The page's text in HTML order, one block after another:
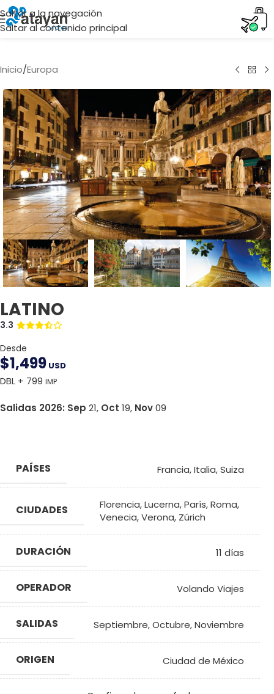
Saltar a la navegación
Saltar al contenido principal
Inicio/Europa
LATINO
3.3
Desde
$1,499 USD
DBL + 799 IMP
Salidas 2026: Sep 21, Oct 19, Nov09
PAÍSES Francia,Italia,Suiza
CIUDADES Florencia,Lucerna,París,Roma,
Venecia,Verona, Zúrich
DURACIÓN 11 días
OPERADOR Volando Viajes
SALIDAS Septiembre,Octubre,Noviembre
ORIGEN Ciudad de México